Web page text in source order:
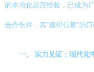
的本地化运营经验，已成为
合作伙伴，其“值得信赖”的口
一、 实力见证：现代化